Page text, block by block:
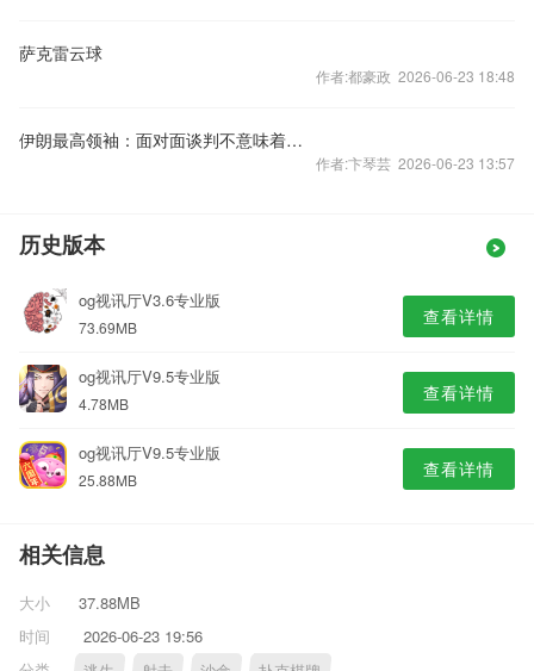
​萨克雷云球
作者:都豪政 2026-06-23 18:48
伊朗最高领袖：面对面谈判不意味着接受“敌方”意志
作者:卞琴芸 2026-06-23 13:57
历史版本
og视讯厅V3.6专业版
73.69MB 查看详情
og视讯厅V9.5专业版
4.78MB 查看详情
og视讯厅V9.5专业版
25.88MB 查看详情
相关信息
大小
37.88MB
时间
2026-06-23 19:56